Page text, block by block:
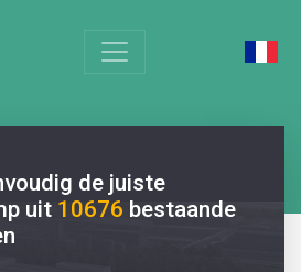
de juiste
uit 10676 bestaande